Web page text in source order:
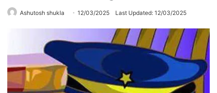
Ashutosh shukla 12/03/2025 Last Updated: 12/03/2025